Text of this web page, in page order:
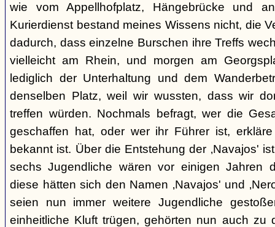
wie vom Appellhofplatz, Hängebrücke und
Kurierdienst bestand meines Wissens nicht, die
dadurch, dass einzelne Burschen ihre Treffs
vielleicht am Rhein, und morgen am
lediglich der Unterhaltung und dem
denselben Platz, weil wir wussten, dass wir
treffen würden. Nochmals befragt, wer die
geschaffen hat, oder wer ihr Führer ist,
bekannt ist. Über die Entstehung der ‚Navajos'
sechs Jugendliche wären vor einigen Jahren
diese hätten sich den Namen ‚Navajos' und
seien nun immer weitere Jugendliche
einheitliche Kluft trügen, gehörten nun auch zu